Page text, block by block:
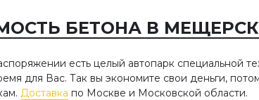
БЕТОНА В
есть целый автопарк специальной
для Вас. Так вы экономите свои деньги,
Доставка по Москве и Московской области.